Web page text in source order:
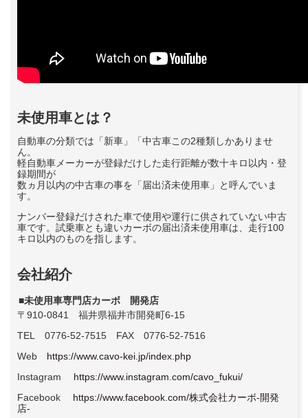
未使用車とは？
自動車の分類では「新車」「中古車この2種類しかありませ
ん。
軽自動車メーカーが登録だけした走行距離が数十キロ以内・登
録期間が
数ヵ月以内の中古車の事を「届出済未使用車」と呼んでいま
す。
ナンバー登録だけされた車で使用や運行に供されていない中古
車です。試乗車とも違いカーボの届出済未使用車は、走行100
キロ以内のものを指します。
会社紹介
■未使用車専門店カーボ 開発店
〒910-0841 福井県福井市開発町6-15
TEL 0776-52-7515 FAX 0776-52-7516
Web https://www.cavo-kei.jp/index.php
Instagram https://www.instagram.com/cavo_fukui/
Facebook https://www.facebook.com/株式会社カーボ-開発
店-